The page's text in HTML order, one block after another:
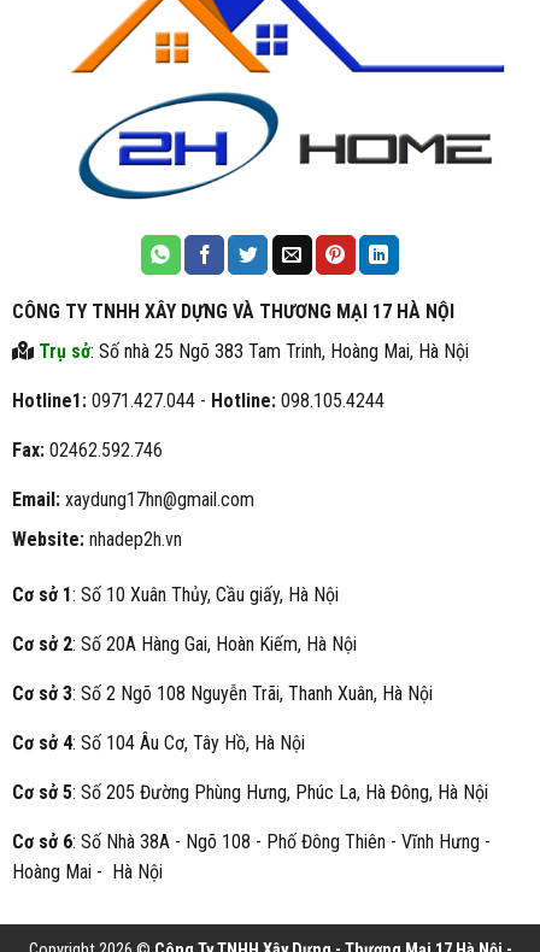
CÔNG TY TNHH XÂY DỰNG VÀ THƯƠNG MẠI 17 HÀ NỘI
Trụ sở: Số nhà 25 Ngõ 383 Tam Trinh, Hoàng Mai, Hà Nội
Hotline1:0971.427.044 - Hotline:098.105.4244
Fax:02462.592.746
Email:xaydung17hn@gmail.com
Website:nhadep2h.vn
Cơ sở 1: Số 10 Xuân Thủy, Cầu giấy, Hà Nội
Cơ sở 2: Số 20A Hàng Gai, Hoàn Kiếm, Hà Nội
Cơ sở 3: Số 2 Ngõ 108 Nguyễn Trãi, Thanh Xuân, Hà Nội
Cơ sở 4: Số 104 Âu Cơ, Tây Hồ, Hà Nội
Cơ sở 5: Số 205 Đường Phùng Hưng, Phúc La, Hà Đông, Hà Nội
Cơ sở 6: Số Nhà 38A - Ngõ 108 - Phố Đông Thiên - Vĩnh Hưng -
Hoàng Mai - Hà Nội